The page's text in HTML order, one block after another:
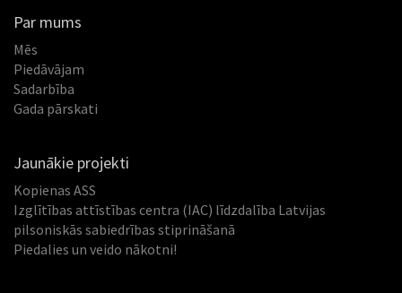
Par mums
Mēs
Piedāvājam
Sadarbība
Gada pārskati
Jaunākie projekti
Kopienas ASS
Izglītības attīstības centra (IAC) līdzdalība Latvijas
pilsoniskās sabiedrības stiprināšanā
Piedalies un veido nākotni!